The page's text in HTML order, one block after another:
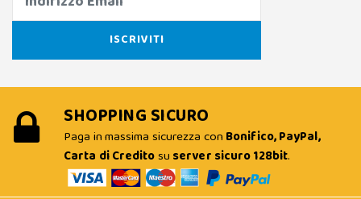
SHOPPING SICURO
Paga in massima sicurezza con Bonifico, PayPal,
Carta di Creditosu server sicuro 128bit.